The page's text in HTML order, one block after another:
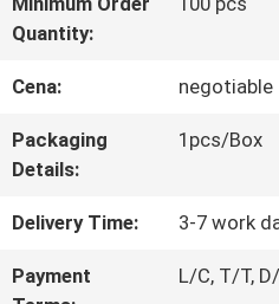
PO
FABRYCE
KONTROLA
JAKOŚCI
Quantity:
Cena: negotiable
Packaging
Details:
1pcs/Box
Delivery Time: 3-7 work
Payment
L/C, T/T,